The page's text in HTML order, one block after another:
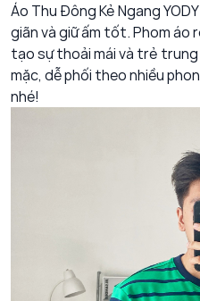
Áo Thu Đông Kẻ Ngang
giãn và giữ ấm tốt. Phom
tạo sự thoải mái và trẻ
mặc, dễ phối theo nhiều
nhé!